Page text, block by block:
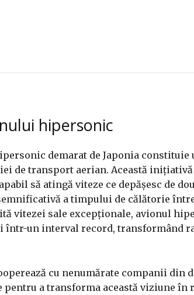
hipersonic
demarat de Japonia
de transport aerian. Această
să atingă viteze ce depășesc de
a timpului de călătorie
vitezei sale excepționale, avionul
într-un interval record, transformând
cu nenumărate companii din
a transforma această viziune în